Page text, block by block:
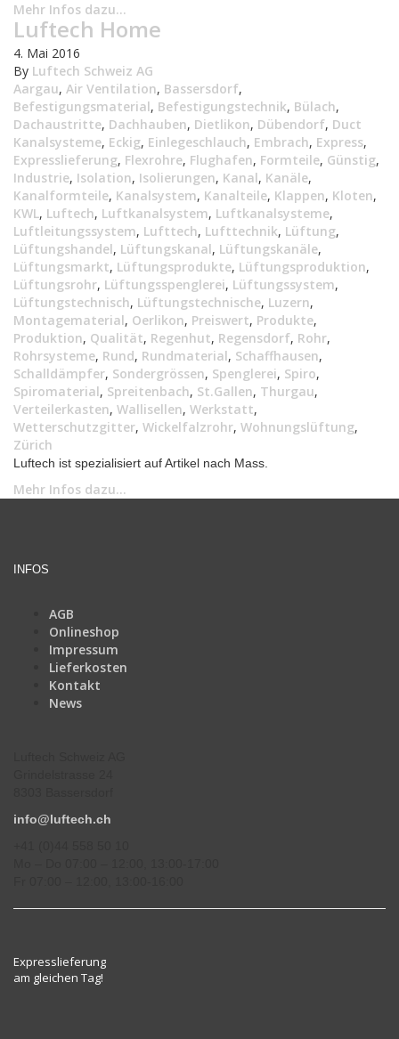
Mehr Infos dazu...
Luftech Home
4. Mai 2016
By Luftech Schweiz AG
Aargau, Air Ventilation, Bassersdorf,
Befestigungsmaterial, Befestigungstechnik, Bülach,
Dachaustritte, Dachhauben, Dietlikon, Dübendorf, Duct
Kanalsysteme, Eckig, Einlegeschlauch, Embrach, Express,
Expresslieferung, Flexrohre, Flughafen, Formteile, Günstig,
Industrie, Isolation, Isolierungen, Kanal, Kanäle,
Kanalformteile, Kanalsystem, Kanalteile, Klappen, Kloten,
KWL, Luftech, Luftkanalsystem, Luftkanalsysteme,
Luftleitungssystem, Lufttech, Lufttechnik, Lüftung,
Lüftungshandel, Lüftungskanal, Lüftungskanäle,
Lüftungsmarkt, Lüftungsprodukte, Lüftungsproduktion,
Lüftungsrohr, Lüftungsspenglerei, Lüftungssystem,
Lüftungstechnisch, Lüftungstechnische, Luzern,
Montagematerial, Oerlikon, Preiswert, Produkte,
Produktion, Qualität, Regenhut, Regensdorf, Rohr,
Rohrsysteme, Rund, Rundmaterial, Schaffhausen,
Schalldämpfer, Sondergrössen, Spenglerei, Spiro,
Spiromaterial, Spreitenbach, St.Gallen, Thurgau,
Verteilerkasten, Wallisellen, Werkstatt,
Wetterschutzgitter, Wickelfalzrohr, Wohnungslüftung,
Zürich
Luftech ist spezialisiert auf Artikel nach Mass.
Mehr Infos dazu...
INFOS
AGB
Onlineshop
Impressum
Lieferkosten
Kontakt
News
info@luftech.ch
Expresslieferung
am gleichen Tag!